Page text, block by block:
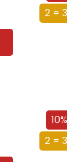
2 = 3
10%
2 = 3